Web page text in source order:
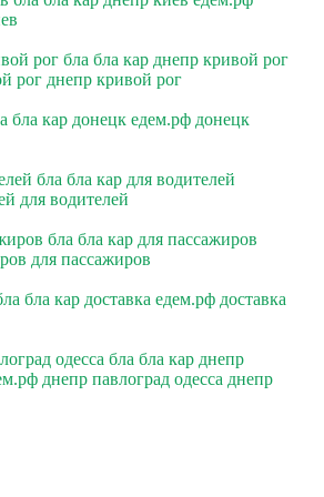
рог бла бла кар днепр кривой рог
рог днепр кривой рог
бла кар донецк едем.рф донецк
бла бла кар для водителей
для водителей
бла бла кар для пассажиров
для пассажиров
бла кар доставка едем.рф доставка
одесса бла бла кар днепр
днепр павлоград одесса днепр